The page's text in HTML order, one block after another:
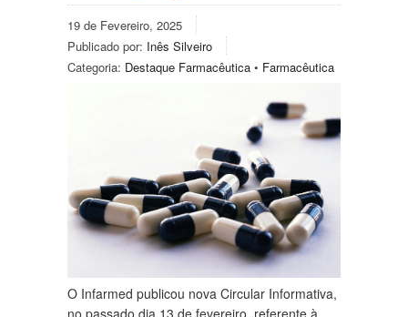
19 de Fevereiro, 2025
Publicado por: Inês Silveiro
Categoria: Destaque Farmacêutica • Farmacêutica
O Infarmed publicou nova Circular Informativa,
no passado dia 13 de fevereiro, referente à